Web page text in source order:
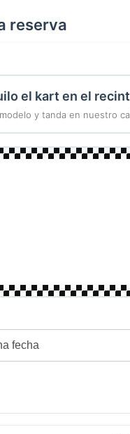
reserva
el kart en el
y tanda en nuestro